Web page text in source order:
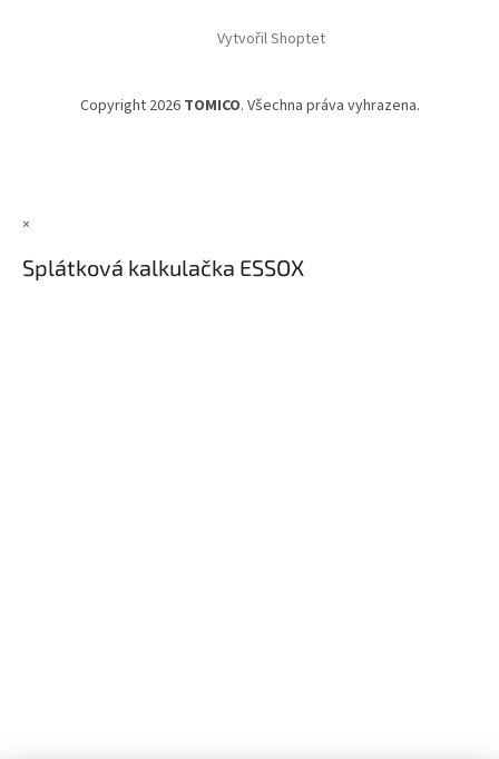
Vytvořil Shoptet
Copyright 2026 TOMICO. Všechna práva vyhrazena.
×
Splátková kalkulačka ESSOX